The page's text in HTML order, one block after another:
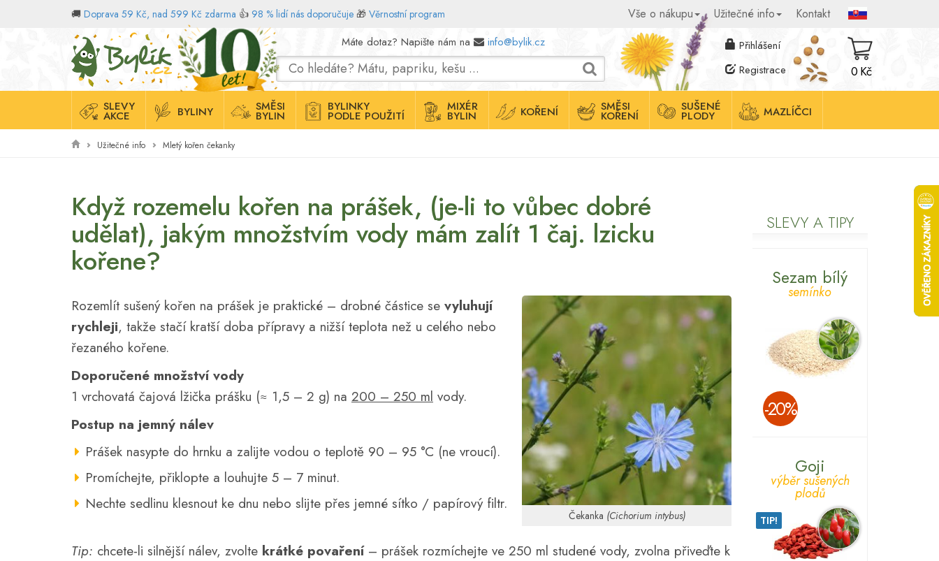
🚚 Doprava 59 Kč, nad 599 Kč zdarma 👍 98 % lidí nás doporučuje 🎁 Věrnostní program Vše o nákupu Užitečné info Kontakt
Domů Máte dotaz? Napište nám na info@bylik.cz
Přihlášení
Registrace
0 Kč
SLEVY
AKCE BYLINY SMĚSI
BYLIN
BYLINKY
PODLE POUŽITÍ
MIXÉR
BYLIN KOŘENÍ SMĚSI
KOŘENÍ
SUŠENÉ
PLODY MAZLÍČCI
Užitečné info Mletý kořen čekanky
Když rozemelu kořen na prášek, (je-li to vůbec dobré
udělat), jakým množstvím vody mám zalít 1 čaj. lzicku
kořene?
Čekanka (Cichorium intybus)
Rozemlít sušený kořen na prášek je praktické – drobné částice se vyluhují
rychleji, takže stačí kratší doba přípravy a nižší teplota než u celého nebo
řezaného kořene.
Doporučené množství vody
1 vrchovatá čajová lžička prášku (≈ 1,5 – 2 g) na 200 – 250 ml vody.
Postup na jemný nálev
Prášek nasypte do hrnku a zalijte vodou o teplotě 90 – 95 °C (ne vroucí).
Promíchejte, přiklopte a louhujte 5 – 7 minut.
Nechte sedlinu klesnout ke dnu nebo slijte přes jemné sítko / papírový filtr.
Tip: chcete-li silnější nálev, zvolte krátké povaření– prášek rozmíchejte ve 250 ml studené vody, zvolna přiveďte k
SLEVY A TIPY
Sezam bílý
semínko
­-20%
Goji
výběr sušených
plodů
TIP!